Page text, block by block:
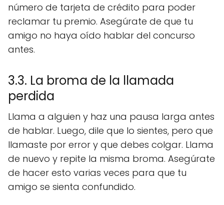
número de tarjeta de crédito para poder
reclamar tu premio. Asegúrate de que tu
amigo no haya oído hablar del concurso
antes.
3.3. La broma de la llamada
perdida
Llama a alguien y haz una pausa larga antes
de hablar. Luego, dile que lo sientes, pero que
llamaste por error y que debes colgar. Llama
de nuevo y repite la misma broma. Asegúrate
de hacer esto varias veces para que tu
amigo se sienta confundido.